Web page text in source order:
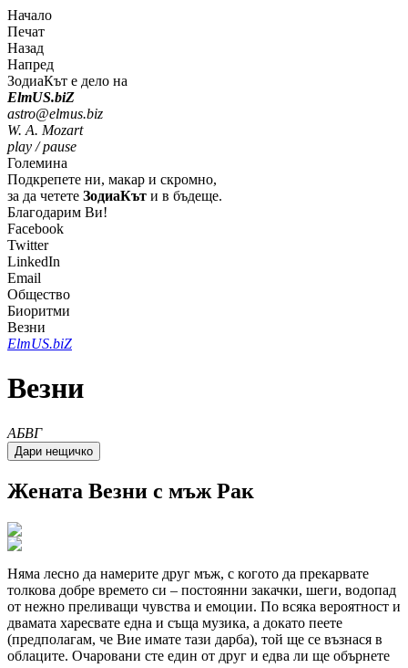
Начало
Печат
Назад
Напред
ЗодиаКът е дело на
ElmUS.biZ
astro@elmus.biz
W. A. Mozart
play / pause
Големина
Подкрепете ни, макар и скромно,
за да четете ЗодиаКът и в бъдеще.
Благодарим Ви!
Facebook
Twitter
LinkedIn
Email
Общество
Биоритми
Везни
ElmUS.biZ
Везни
AБВГ
Жената Везни с мъж Рак
Няма лесно да намерите друг мъж, с когото да прекарвате
толкова добре времето си – постоянни закачки, шеги, водопад
от нежно преливащи чувства и емоции. По всяка вероятност и
двамата харесвате една и съща музика, а докато пеете
(предполагам, че Вие имате тази дарба), той ще се възнася в
облаците. Очаровани сте един от друг и едва ли ще обърнете